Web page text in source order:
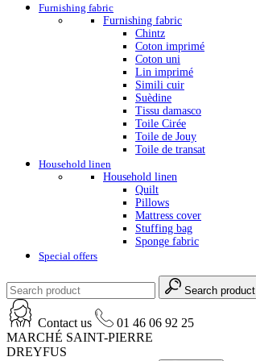
Furnishing fabric
Furnishing fabric
Chintz
Coton imprimé
Coton uni
Lin imprimé
Simili cuir
Suèdine
Tissu damasco
Toile Cirée
Toile de Jouy
Toile de transat
Household linen
Household linen
Quilt
Pillows
Mattress cover
Stuffing bag
Sponge fabric
Special offers
Search product
Contact us
01 46 06 92 25
MARCHÉ SAINT-PIERRE
DREYFUS